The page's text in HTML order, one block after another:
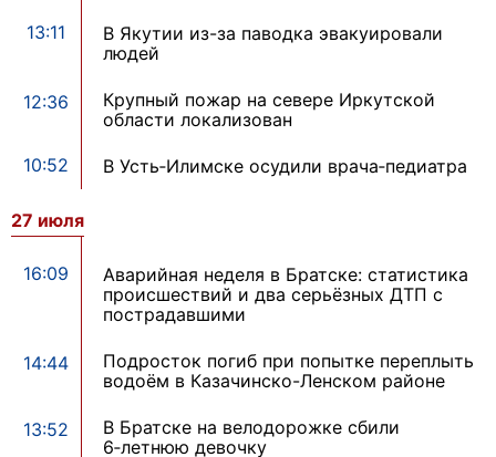
13:11
В Якутии из-за паводка эвакуировали
людей
12:36
Крупный пожар на севере Иркутской
области локализован
10:52 В Усть‑Илимске осудили врача‑педиатра
27 июля
16:09
Аварийная неделя в Братске: статистика
происшествий и два серьёзных ДТП с
пострадавшими
14:44
Подросток погиб при попытке переплыть
водоём в Казачинско-Ленском районе
13:52
В Братске на велодорожке сбили
6‑летнюю девочку